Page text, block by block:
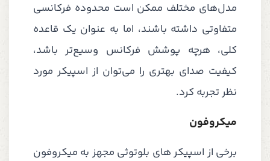
مدل‌های مختلف ممکن است محدوده فرکانسی
متفاوتی داشته باشند، اما به عنوان یک قاعده
کلی، هرچه پوشش فرکانس وسیع‌تر باشد،
کیفیت صدای بهتری را می‌توان از اسپیکر مورد
نظر تجربه کرد.
میکروفون
برخی از اسپیکر های بلوتوثی مجهز به میکروفون